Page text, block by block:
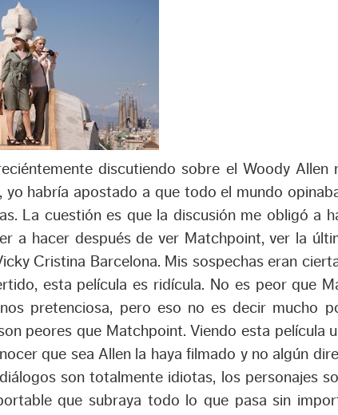
discutiendo sobre el Woody Allen
yo habría apostado a que todo el mundo
La cuestión es que la discusión me obligó a
a hacer después de ver Matchpoint, ver la
Cristina Barcelona. Mis sospechas eran
esta película es ridícula. No es peor que
pretenciosa, pero eso no es decir mucho
peores que Matchpoint. Viendo esta película
que sea Allen la haya filmado y no algún
son totalmente idiotas, los personajes
que subraya todo lo que pasa sin